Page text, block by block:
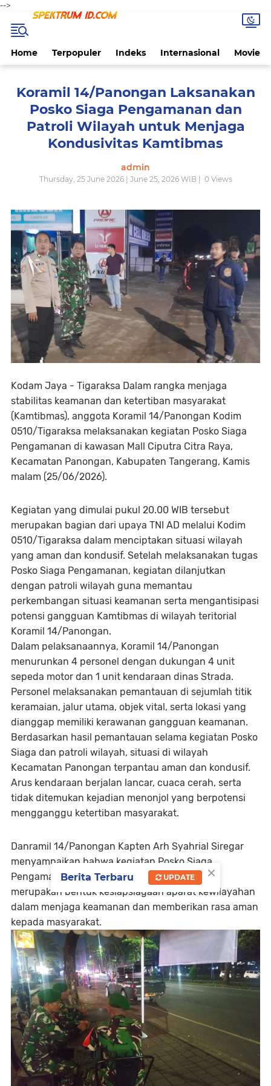
-->
Home Terpopuler Indeks Internasional Movie
Koramil 14/Panongan Laksanakan
Posko Siaga Pengamanan dan
Patroli Wilayah untuk Menjaga
Kondusivitas Kamtibmas
admin
Thursday, 25 June 2026 | June 25, 2026 WIB | 0Views
Kodam Jaya - Tigaraksa Dalam rangka menjaga
stabilitas keamanan dan ketertiban masyarakat
(Kamtibmas), anggota Koramil 14/Panongan Kodim
0510/Tigaraksa melaksanakan kegiatan Posko Siaga
Pengamanan di kawasan Mall Ciputra Citra Raya,
Kecamatan Panongan, Kabupaten Tangerang, Kamis
malam (25/06/2026).
Kegiatan yang dimulai pukul 20.00 WIB tersebut
merupakan bagian dari upaya TNI AD melalui Kodim
0510/Tigaraksa dalam menciptakan situasi wilayah
yang aman dan kondusif. Setelah melaksanakan tugas
Posko Siaga Pengamanan, kegiatan dilanjutkan
dengan patroli wilayah guna memantau
perkembangan situasi keamanan serta mengantisipasi
potensi gangguan Kamtibmas di wilayah teritorial
Koramil 14/Panongan.
Dalam pelaksanaannya, Koramil 14/Panongan
menurunkan 4 personel dengan dukungan 4 unit
sepeda motor dan 1 unit kendaraan dinas Strada.
Personel melaksanakan pemantauan di sejumlah titik
keramaian, jalur utama, objek vital, serta lokasi yang
dianggap memiliki kerawanan gangguan keamanan.
Berdasarkan hasil pemantauan selama kegiatan Posko
Siaga dan patroli wilayah, situasi di wilayah
Kecamatan Panongan terpantau aman dan kondusif.
Arus kendaraan berjalan lancar, cuaca cerah, serta
tidak ditemukan kejadian menonjol yang berpotensi
mengganggu ketertiban masyarakat.
Danramil 14/Panongan Kapten Arh Syahrial Siregar
menyampaikan bahwa kegiatan Posko Siaga
Pengamanan yang dilanjutkan patroli wilayah
merupakan bentuk kesiapsiagaan aparat kewilayahan
dalam menjaga keamanan dan memberikan rasa aman
kepada masyarakat.
×
Berita Terbaru UPDATE